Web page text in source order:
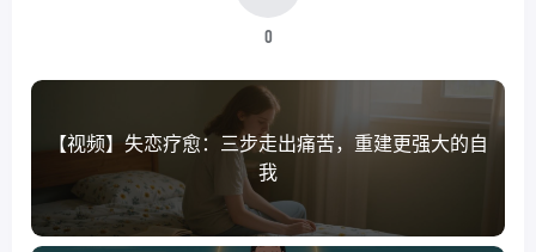
0
【视频】失恋疗愈：三步走出痛苦，重建更强大的自
我